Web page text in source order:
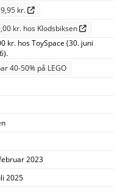
kr.
kr. hos Klodsbiksen
kr. hos ToySpace (30. juni
40-50% på LEGO
2023
2025